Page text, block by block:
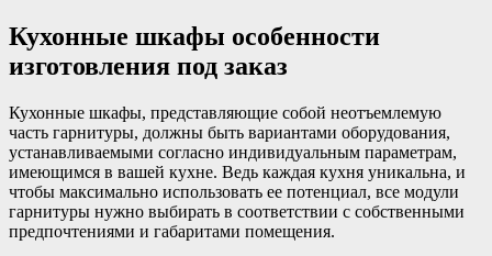
Кухонные шкафы особенности
изготовления под заказ
Кухонные шкафы, представляющие собой неотъемлемую
часть гарнитуры, должны быть вариантами оборудования,
устанавливаемыми согласно индивидуальным параметрам,
имеющимся в вашей кухне. Ведь каждая кухня уникальна, и
чтобы максимально использовать ее потенциал, все модули
гарнитуры нужно выбирать в соответствии с собственными
предпочтениями и габаритами помещения.